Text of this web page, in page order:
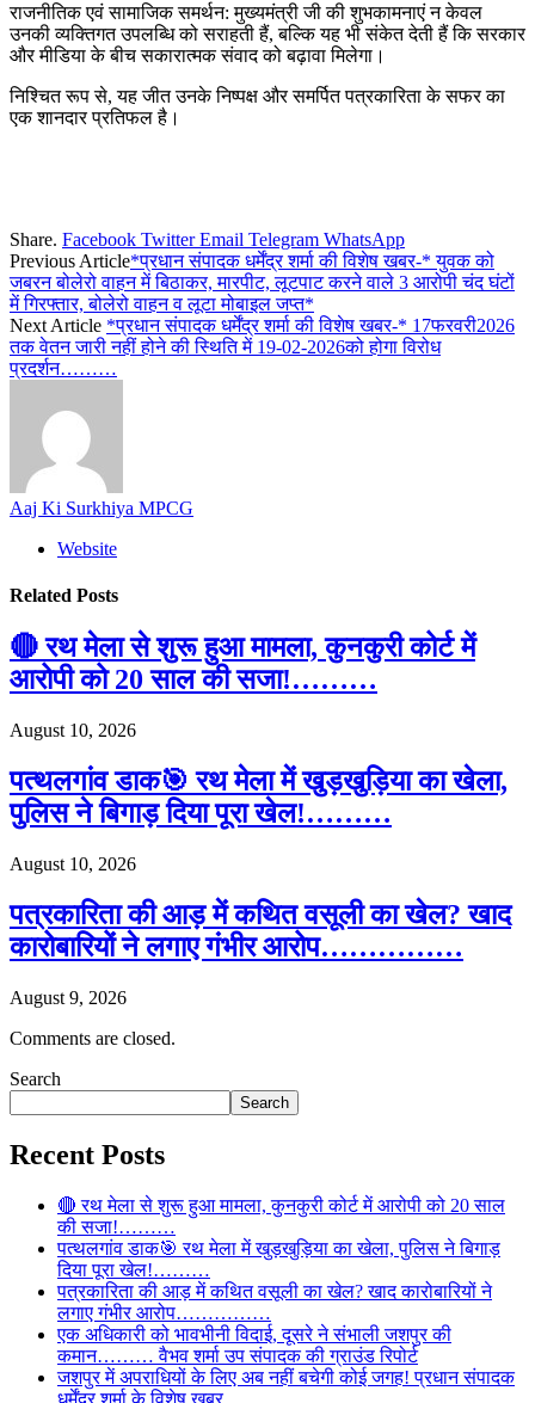
राजनीतिक एवं सामाजिक समर्थन: मुख्यमंत्री जी की शुभकामनाएं न केवल
उनकी व्यक्तिगत उपलब्धि को सराहती हैं, बल्कि यह भी संकेत देती हैं कि सरकार
और मीडिया के बीच सकारात्मक संवाद को बढ़ावा मिलेगा।
निश्चित रूप से, यह जीत उनके निष्पक्ष और समर्पित पत्रकारिता के सफर का
एक शानदार प्रतिफल है।
Share. Facebook Twitter Email Telegram WhatsApp
Previous Article*प्रधान संपादक धर्मेंद्र शर्मा की विशेष खबर-* युवक को
जबरन बोलेरो वाहन में बिठाकर, मारपीट, लूटपाट करने वाले 3 आरोपी चंद घंटों
में गिरफ्तार, बोलेरो वाहन व लूटा मोबाइल जप्त*
Next Article *प्रधान संपादक धर्मेंद्र शर्मा की विशेष खबर-* 17फरवरी2026
तक वेतन जारी नहीं होने की स्थिति में 19-02-2026को होगा विरोध
प्रदर्शन………
Aaj Ki Surkhiya MPCG
Website
Related Posts
🔴 रथ मेला से शुरू हुआ मामला, कुनकुरी कोर्ट में
आरोपी को 20 साल की सजा!………
August 10, 2026
पत्थलगांव डाक🎯 रथ मेला में खुड़खुड़िया का खेला,
पुलिस ने बिगाड़ दिया पूरा खेल!………
August 10, 2026
पत्रकारिता की आड़ में कथित वसूली का खेल? खाद
कारोबारियों ने लगाए गंभीर आरोप……………
August 9, 2026
Comments are closed.
Search
Search
Recent Posts
🔴 रथ मेला से शुरू हुआ मामला, कुनकुरी कोर्ट में आरोपी को 20 साल
की सजा!………
पत्थलगांव डाक🎯 रथ मेला में खुड़खुड़िया का खेला, पुलिस ने बिगाड़
दिया पूरा खेल!………
पत्रकारिता की आड़ में कथित वसूली का खेल? खाद कारोबारियों ने
लगाए गंभीर आरोप……………
एक अधिकारी को भावभीनी विदाई, दूसरे ने संभाली जशपुर की
कमान……… वैभव शर्मा उप संपादक की ग्राउंड रिपोर्ट
जशपुर में अपराधियों के लिए अब नहीं बचेगी कोई जगह! प्रधान संपादक
धर्मेंद्र शर्मा के विशेष खबर…..